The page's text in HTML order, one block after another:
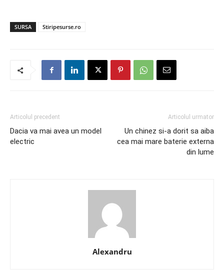
SURSA Stiripesurse.ro
Articolul precedent
Dacia va mai avea un model
electric
Articolul urmator
Un chinez si-a dorit sa aiba
cea mai mare baterie externa
din lume
Alexandru